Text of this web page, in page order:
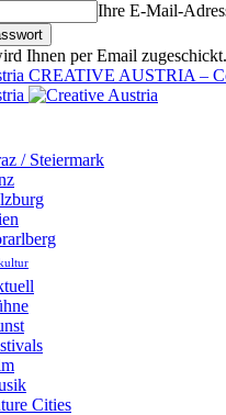
Ihre E-Mail-
Ihnen per Email zugeschickt.
CREATIVE AUSTRIA –
/ Steiermark
Cities